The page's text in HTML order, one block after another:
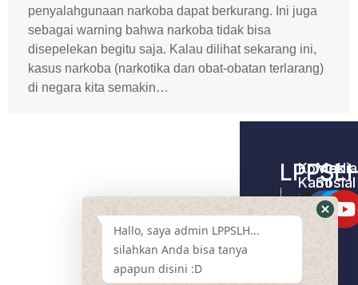
penyalahgunaan narkoba dapat berkurang. Ini juga
sebagai warning bahwa narkoba tidak bisa
disepelekan begitu saja. Kalau dilihat sekarang ini,
kasus narkoba (narkotika dan obat-obatan terlarang)
di negara kita semakin…
Home –
LPPSLH
Kontak
Kami
Tentang
Kami
Media
Sosial
Hallo, saya admin LPPSLH...
silahkan Anda bisa tanya
apapun disini :D